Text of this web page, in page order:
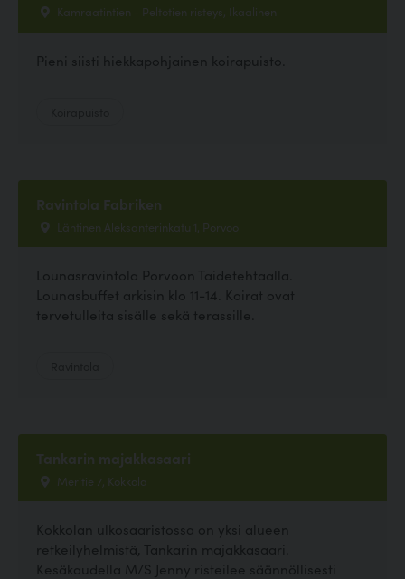
Kamraatintien - Peltotien risteys, Ikaalinen
Pieni siisti hiekkapohjainen koirapuisto.
Ravintola Fabriken
Läntinen Aleksanterinkatu 1, Porvoo
Lounasravintola Porvoon Taidetehtaalla.
Lounasbuffet arkisin klo 11-14. Koirat ovat
tervetulleita sisälle sekä terassille.
Tankarin majakkasaari
Meritie 7, Kokkola
Kokkolan ulkosaaristossa on yksi alueen
retkeilyhelmistä, Tankarin majakkasaari.
Kesäkaudella M/S Jenny risteilee säännöllisesti